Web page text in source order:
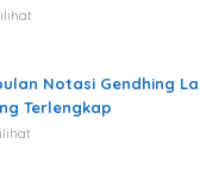
Notasi Gendhing
Terlengkap